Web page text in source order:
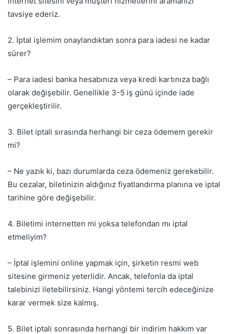
tavsiye ederiz.
2. İptal işlemim onaylandıktan sonra para iadesi ne kadar
sürer?
– Para iadesi banka hesabınıza veya kredi kartınıza bağlı
olarak değişebilir. Genellikle 3-5 iş günü içinde iade
gerçekleştirilir.
3. Bilet iptali sırasında herhangi bir ceza ödemem gerekir
mi?
– Ne yazık ki, bazı durumlarda ceza ödemeniz gerekebilir.
Bu cezalar, biletinizin aldığınız fiyatlandırma planına ve iptal
tarihine göre değişebilir.
4. Biletimi internetten mi yoksa telefondan mı iptal
etmeliyim?
– İptal işlemini online yapmak için, şirketin resmi web
sitesine girmeniz yeterlidir. Ancak, telefonla da iptal
talebinizi iletebilirsiniz. Hangi yöntemi tercih edeceğinize
karar vermek size kalmış.
5. Bilet iptali sonrasında herhangi bir indirim hakkım var